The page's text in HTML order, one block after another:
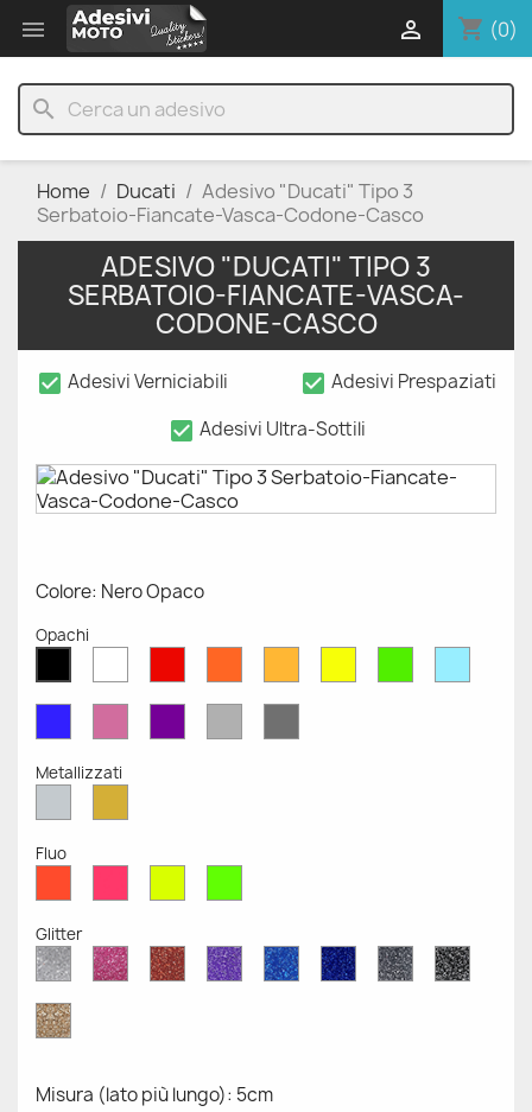
 shopping_cart (0)

search
Home Ducati
Adesivo "Ducati" Tipo 3
Serbatoio-Fiancate-Vasca-Codone-Casco
ADESIVO "DUCATI" TIPO 3
SERBATOIO-FIANCATE-VASCA-
CODONE-CASCO
check_box Adesivi Verniciabili check_box Adesivi Prespaziati
check_box Adesivi Ultra-Sottili
Colore: Nero Opaco
Opachi
Opaco OpacoOpacoOpacoOpacoOpacoOpacoOpaco
OpacoOpacoOpacoChiaroScuro
Metallizzati
MetallizzatoMetallizzato
Fluo
Fluo
Fluo
Fluo
Fluo
Glitter
Diamante
Glitter
Rosa
Glitter
Rosso
Glitter
Viola
Glitter
Blu
Zaffiro
Blu
Cobalto
Grigio
Glitter
Nero
Glitter
Oro
Glitter
Misura (lato più lungo): 5cm